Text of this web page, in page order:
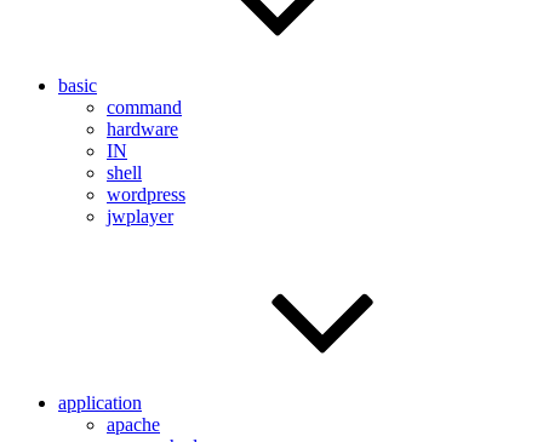
basic
command
hardware
IN
shell
wordpress
jwplayer
application
apache